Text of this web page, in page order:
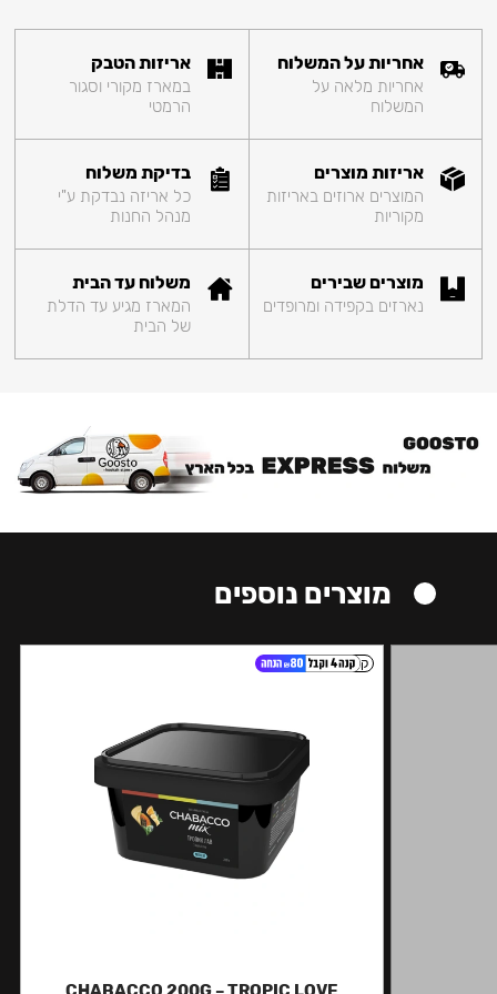
אחריות על המשלוח
אחריות מלאה על
המשלוח
אריזות הטבק
במארז מקורי וסגור
הרמטי
אריזות מוצרים
המוצרים ארוזים באריזות
מקוריות
בדיקת משלוח
כל אריזה נבדקת ע"י
מנהל החנות
מוצרים שבירים
נארזים בקפידה ומרופדים
משלוח עד הבית
המארז מגיע עד הדלת
של הבית
מוצרים נוספים
קל